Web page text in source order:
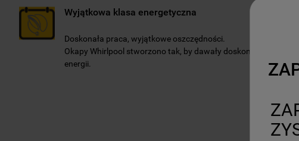
Wyjątkowa klasa energetyczna
Doskonała praca, wyjątkowe oszczędności.
Okapy Whirlpool stworzono tak, by dawały doskonałe rezultaty,
energii.